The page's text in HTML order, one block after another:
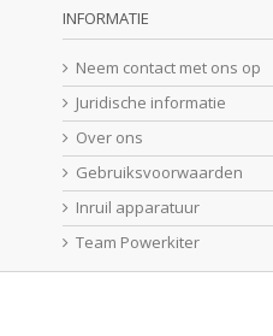
INFORMATIE
Neem contact met ons op
Juridische informatie
Over ons
Gebruiksvoorwaarden
Inruil apparatuur
Team Powerkiter